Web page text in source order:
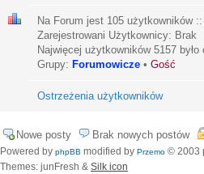
Na Forum jest 105 użytkowników
Zarejestrowani Użytkownicy: Brak
Najwięcej użytkowników 5157
Grupy: Forumowicze • Gość
Ostrzeżenia użytkowników
Nowe posty Brak nowych postów
Powered by phpBB modified by Przemo © 2003
Themes: junFresh & Silk icon